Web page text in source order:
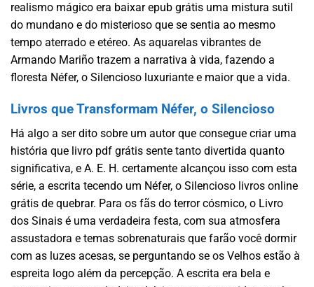
realismo mágico era baixar epub grátis uma mistura sutil
do mundano e do misterioso que se sentia ao mesmo
tempo aterrado e etéreo. As aquarelas vibrantes de
Armando Mariño trazem a narrativa à vida, fazendo a
floresta Néfer, o Silencioso luxuriante e maior que a vida.
Livros que Transformam Néfer, o Silencioso
Há algo a ser dito sobre um autor que consegue criar uma
história que livro pdf grátis sente tanto divertida quanto
significativa, e A. E. H. certamente alcançou isso com esta
série, a escrita tecendo um Néfer, o Silencioso livros online
grátis de quebrar. Para os fãs do terror cósmico, o Livro
dos Sinais é uma verdadeira festa, com sua atmosfera
assustadora e temas sobrenaturais que farão você dormir
com as luzes acesas, se perguntando se os Velhos estão à
espreita logo além da percepção. A escrita era bela e